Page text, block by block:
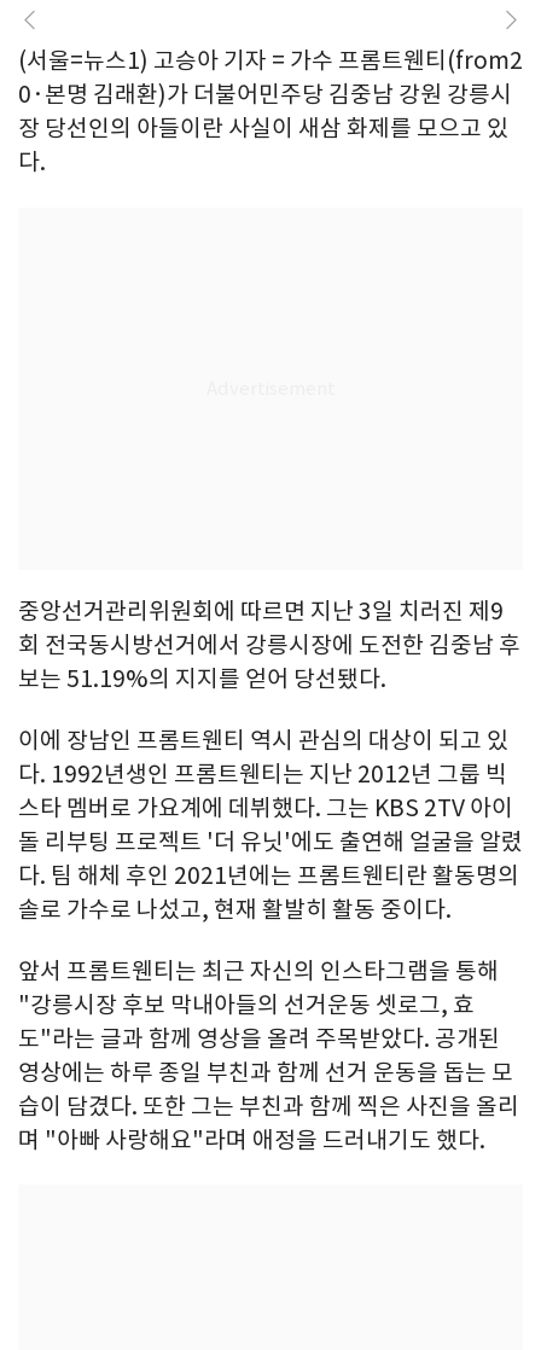
(서울=뉴스1) 고승아 기자 = 가수 프롬트웬티(from2
0·본명 김래환)가 더불어민주당 김중남 강원 강릉시
장 당선인의 아들이란 사실이 새삼 화제를 모으고 있
다.
중앙선거관리위원회에 따르면 지난 3일 치러진 제9
회 전국동시방선거에서 강릉시장에 도전한 김중남 후
보는 51.19%의 지지를 얻어 당선됐다.
이에 장남인 프롬트웬티 역시 관심의 대상이 되고 있
다. 1992년생인 프롬트웬티는 지난 2012년 그룹 빅
스타 멤버로 가요계에 데뷔했다. 그는 KBS 2TV 아이
돌 리부팅 프로젝트 '더 유닛'에도 출연해 얼굴을 알렸
다. 팀 해체 후인 2021년에는 프롬트웬티란 활동명의
솔로 가수로 나섰고, 현재 활발히 활동 중이다.
앞서 프롬트웬티는 최근 자신의 인스타그램을 통해
"강릉시장 후보 막내아들의 선거운동 셋로그, 효
도"라는 글과 함께 영상을 올려 주목받았다. 공개된
영상에는 하루 종일 부친과 함께 선거 운동을 돕는 모
습이 담겼다. 또한 그는 부친과 함께 찍은 사진을 올리
며 "아빠 사랑해요"라며 애정을 드러내기도 했다.